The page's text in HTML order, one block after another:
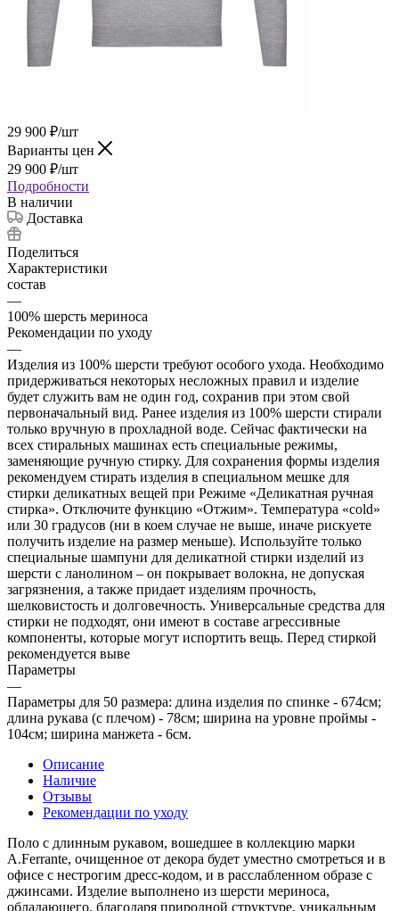
29 900 ₽/шт
Варианты цен
29 900 ₽/шт
Подробности
В наличии
Доставка
Поделиться
Характеристики
состав
—
100% шерсть мериноcа
Рекомендации по уходу
—
Изделия из 100% шерсти требуют особого ухода. Необходимо
придерживаться некоторых несложных правил и изделие
будет служить вам не один год, сохранив при этом свой
первоначальный вид. Ранее изделия из 100% шерсти стирали
только вручную в прохладной воде. Сейчас фактически на
всех стиральных машинах есть специальные режимы,
заменяющие ручную стирку. Для сохранения формы изделия
рекомендуем стирать изделия в специальном мешке для
стирки деликатных вещей при Режиме «Деликатная ручная
стирка». Отключите функцию «Отжим». Температура «cold»
или 30 градусов (ни в коем случае не выше, иначе рискуете
получить изделие на размер меньше). Используйте только
специальные шампуни для деликатной стирки изделий из
шерсти с ланолином – он покрывает волокна, не допуская
загрязнения, а также придает изделиям прочность,
шелковистость и долговечность. Универсальные средства для
стирки не подходят, они имеют в составе агрессивные
компоненты, которые могут испортить вещь. Перед стиркой
рекомендуется выве
Параметры
—
Параметры для 50 размера: длина изделия по спинке - 674см;
длина рукава (с плечом) - 78см; ширина на уровне проймы -
104см; ширина манжета - 6см.
Описание
Наличие
Отзывы
Рекомендации по уходу
Поло с длинным рукавом, вошедшее в коллекцию марки
A.Ferrante, очищенное от декора будет уместно смотреться и в
офисе с нестрогим дресс-кодом, и в расслабленном образе с
джинсами. Изделие выполнено из шерсти мериноса,
обладающего, благодаря природной структуре, уникальным